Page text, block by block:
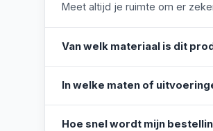
Meet altijd je ruimte om er
Van welk materiaal is dit
In welke maten of
Hoe snel wordt mijn